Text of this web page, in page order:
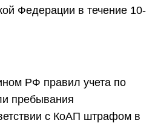
Федерации в течение 10-
РФ правил учета по
пребывания
с КоАП штрафом в